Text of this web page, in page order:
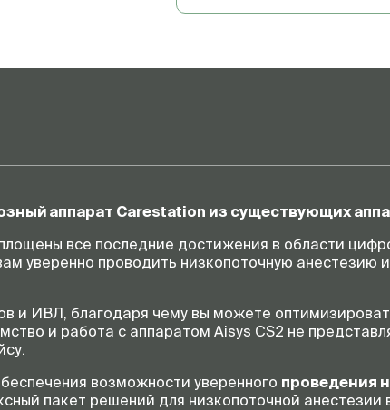
аппарат Carestation из существующих
все последние достижения в области
уверенно проводить низкопоточную анестезию
и ИВЛ, благодаря чему вы можете
и работа с аппаратом Aisуs CS2 не
возможности уверенного проведения
пакет решений для низкопоточной